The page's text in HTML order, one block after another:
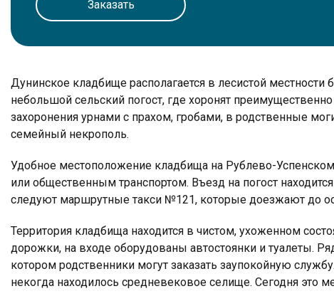
Дунинское кладбище располагается в лесистой
небольшой сельский погост, где хоронят
захоронения урнами с прахом, гробами, в родственные
семейный некрополь.
Удобное местоположение кладбища на Рублево-
или общественным транспортом. Въезд на погост
следуют маршрутные такси №121, которые доезжают до
Территория кладбища находится в чистом, ухоженном
дорожки, на входе оборудованы автостоянки и туалеты.
котором родственники могут заказать заупокойную
некогда находилось средневековое селище. Сегодня это